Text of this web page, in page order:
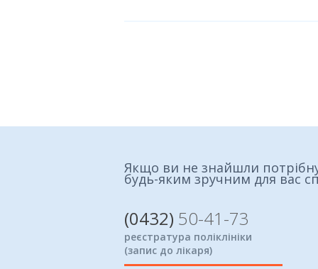
Якщо ви не знайшли
будь-яким зручним для вас
(0432) 50-41-73
реєстратура поліклініки
(запис до лікаря)